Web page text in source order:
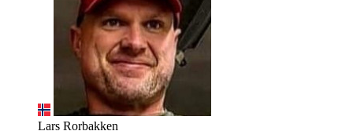
Lars Rorbakken